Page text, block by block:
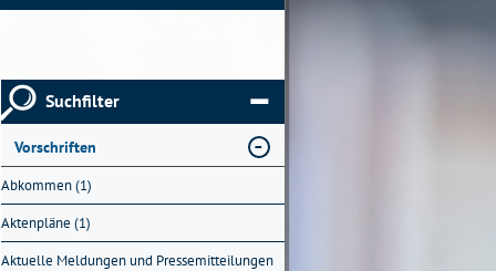
Suchfilter
Vorschriften
Abkommen (1)
Aktenpläne (1)
Aktuelle Meldungen und Pressemitteilungen